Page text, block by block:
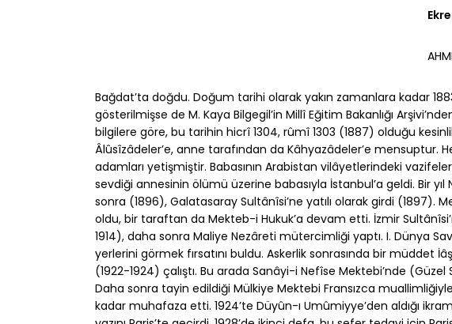
Bağdat’ta doğdu. Doğum tarihi olarak yakın zamanlara kadar
gösterilmişse de M. Kaya Bilgegil’in Millî Eğitim Bakanlığı
bilgilere göre, bu tarihin hicrî 1304, rûmî 1303 (1887) olduğu
Âlûsîzâdeler’e, anne tarafından da Kâhyazâdeler’e mensuptur.
adamları yetişmiştir. Babasının Arabistan vilâyetlerindeki
sevdiği annesinin ölümü üzerine babasıyla İstanbul’a geldi. Bir
sonra (1896), Galatasaray Sultânîsi’ne yatılı olarak girdi (1897).
oldu, bir taraftan da Mekteb-i Hukuk’a devam etti. İzmir
1914), daha sonra Maliye Nezâreti mütercimliği yaptı. I. Dünya
yerlerini görmek fırsatını buldu. Askerlik sonrasında bir müddet
(1922-1924) çalıştı. Bu arada Sanâyi-i Nefîse Mektebi’nde
Daha sonra tayin edildiği Mülkiye Mektebi Fransızca
kadar muhafaza etti. 1924’te Düyûn-ı Umûmiyye’den aldığı